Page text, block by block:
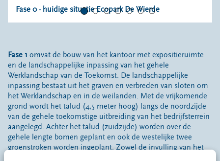
Fase 0 - huidige situatie Ecopark De Wierde
Fase 1 omvat de bouw van het kantoor met expositieruimte
en de landschappelijke inpassing van het gehele
Werklandschap van de Toekomst. De landschappelijke
inpassing bestaat uit het graven en verbreden van sloten om
het Werklandschap en in de weilanden. Met de vrijkomende
grond wordt het talud (4,5 meter hoog) langs de noordzijde
van de gehele toekomstige uitbreiding van het bedrijfsterrein
aangelegd. Achter het talud (zuidzijde) worden over de
gehele lengte bomen geplant en ook de westelijke twee
groenstroken worden ingeplant. Zowel de invulling van het